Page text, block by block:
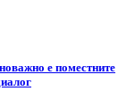
е поместните